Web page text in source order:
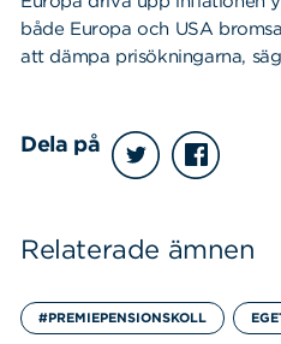
både Europa och USA
att dämpa prisökningarna,
Dela på
Relaterade ämnen
#PREMIEPENSIONSKOLL
Sök på sidan: Sök
efter: